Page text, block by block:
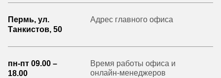
Пермь, ул.
Танкистов, 50
Адрес главного офиса
пн-пт 09.00 –
18.00
Время работы офиса и
онлайн-менеджеров